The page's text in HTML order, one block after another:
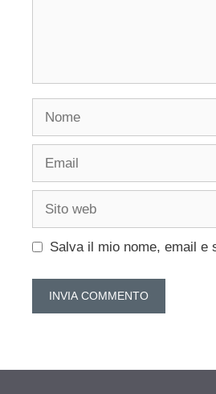
Nome
Email
Sito
Salva il mio nome, email e